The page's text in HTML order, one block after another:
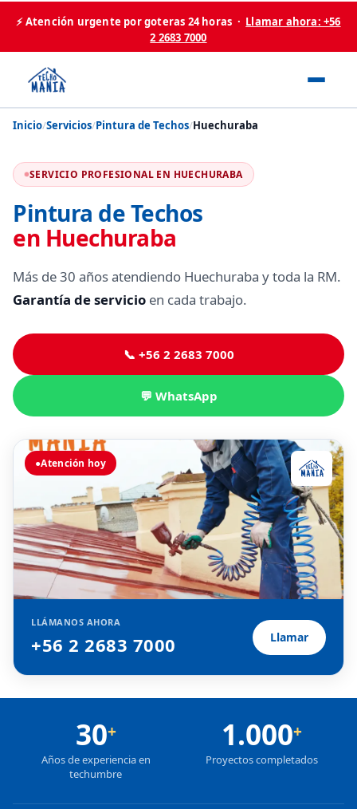
⚡ Atención urgente por goteras 24 horas · Llamar ahora: +56
2 2683 7000
Inicio/Servicios/Pintura de Techos/Huechuraba
SERVICIO PROFESIONAL EN HUECHURABA
Pintura de Techos
en Huechuraba
Más de 30 años atendiendo Huechuraba y toda la RM.
Garantía de servicio en cada trabajo.
📞 +56 2 2683 7000
💬 WhatsApp
●Atención hoy
LLÁMANOS AHORA
+56 2 2683 7000 Llamar
30+
Años de experiencia en
techumbre
1.000+
Proyectos completados